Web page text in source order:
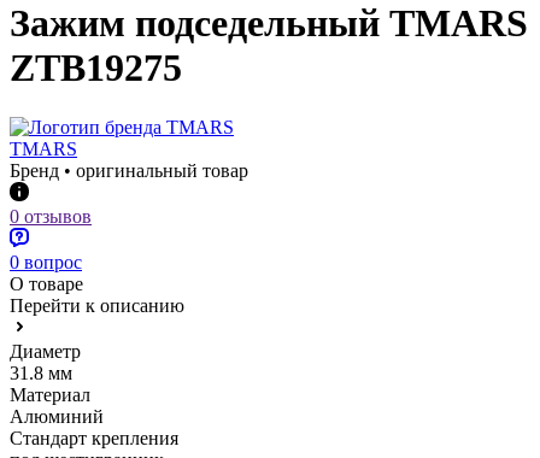
Зажим подседельный TMARS
ZTB19275
TMARS
Бренд • оригинальный товар
0 отзывов
0 вопрос
О товаре
Перейти к описанию
Диаметр
31.8 мм
Материал
Алюминий
Стандарт крепления